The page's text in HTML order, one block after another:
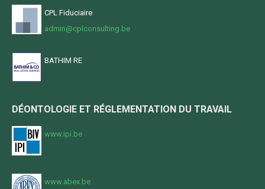
CPL Fiduciaire
admin@cplconsulting.be
BATHIM RE
DÉONTOLOGIE ET RÉGLEMENTATION DU TRAVAIL
www.ipi.be
www.abex.be